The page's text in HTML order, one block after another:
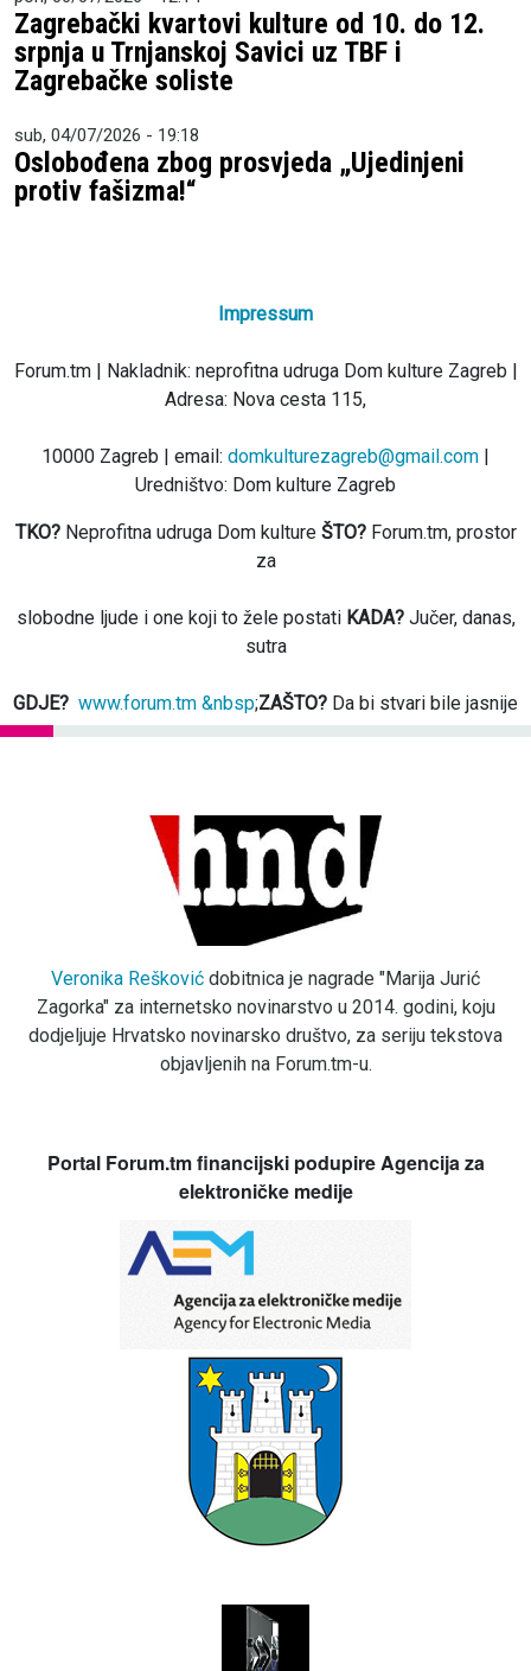
Zagrebački kvartovi kulture od 10. do 12.
srpnja u Trnjanskoj Savici uz TBF i
Zagrebačke soliste
sub, 04/07/2026 - 19:18
Oslobođena zbog prosvjeda „Ujedinjeni
protiv fašizma!“
Impressum
Forum.tm | Nakladnik: neprofitna udruga Dom kulture Zagreb |
Adresa: Nova cesta 115,
10000 Zagreb | email: domkulturezagreb@gmail.com |
Uredništvo: Dom kulture Zagreb
TKO?Neprofitna udruga Dom kulture ŠTO?Forum.tm, prostor
za
slobodne ljude i one koji to žele postati KADA?Jučer, danas,
sutra
GDJE? www.forum.tm &nbsp;ZAŠTO? Da bi stvari bile jasnije
Veronika Rešković dobitnica je nagrade "Marija Jurić
Zagorka" za internetsko novinarstvo u 2014. godini, koju
dodjeljuje Hrvatsko novinarsko društvo, za seriju tekstova
objavljenih na Forum.tm-u.
Portal Forum.tm financijski podupire Agencija za
elektroničke medije